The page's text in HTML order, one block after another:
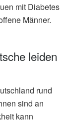
mit Diabetes
Männer.
leiden
rund
sind an
kann